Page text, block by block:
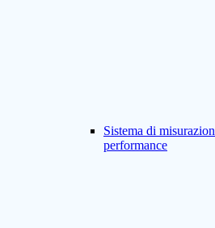
Sistema di
performance